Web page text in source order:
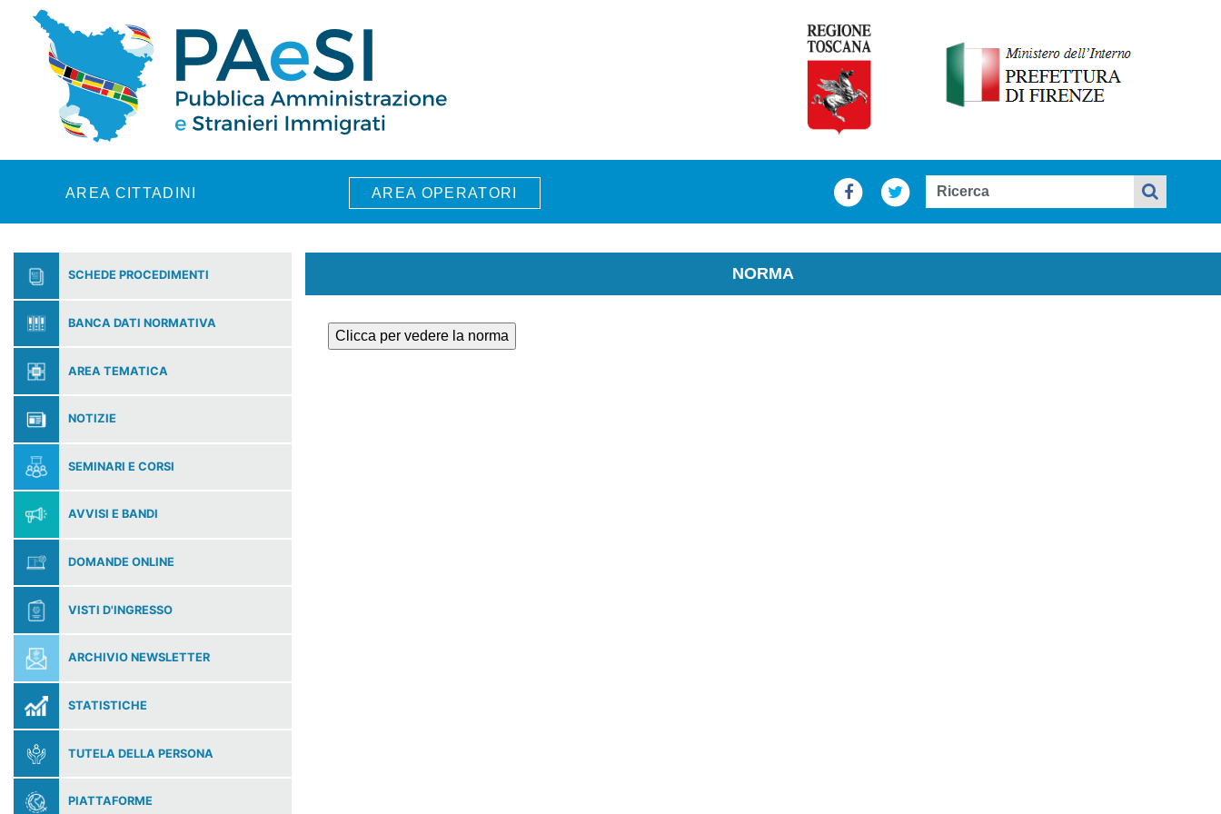
Skip to main content
AREA CITTADINI AREA OPERATORI
SCHEDE PROCEDIMENTI
BANCA DATI NORMATIVA
AREA TEMATICA
NOTIZIE
SEMINARI E CORSI
AVVISI E BANDI
DOMANDE ONLINE
VISTI D'INGRESSO
ARCHIVIO NEWSLETTER
STATISTICHE
TUTELA DELLA PERSONA
PIATTAFORME
NORMA
Clicca per vedere la norma